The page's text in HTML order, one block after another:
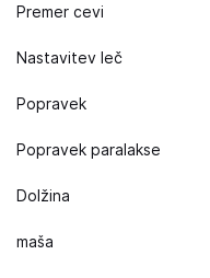
Premer cevi
Nastavitev leč
Popravek
Popravek paralakse
Dolžina
maša